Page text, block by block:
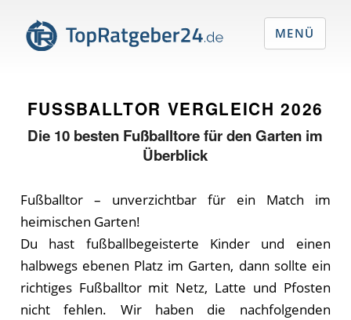
FUSSBALLTOR VERGLEICH 2026
Die 10 besten Fußballtore für den Garten im
Überblick
Fußballtor – unverzichtbar für ein Match im
heimischen Garten!
Du hast fußballbegeisterte Kinder und einen
halbwegs ebenen Platz im Garten, dann sollte ein
richtiges Fußballtor mit Netz, Latte und Pfosten
nicht fehlen. Wir haben die nachfolgenden
MENÜ